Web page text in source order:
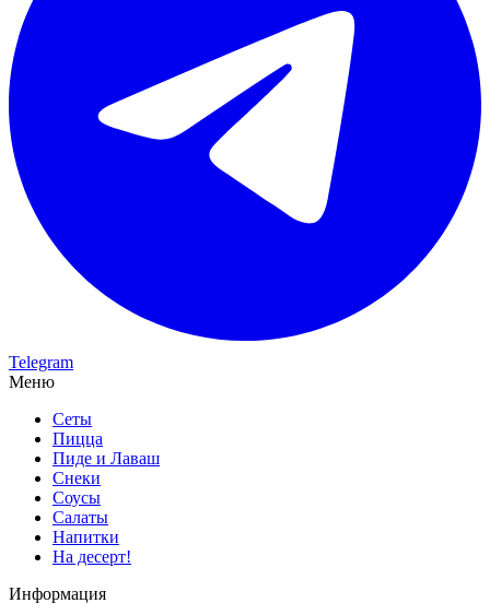
Telegram
Меню
Сеты
Пицца
Пиде и Лаваш
Снеки
Соусы
Салаты
Напитки
На десерт!
Информация